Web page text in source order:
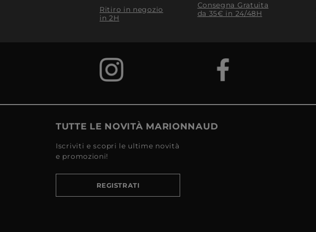
Ritiro in negozio
in 2H
Consegna Gratuita
da 35€​ in 24/48H
TUTTE LE NOVITÀ MARIONNAUD
Iscriviti e scopri le ultime novità
e promozioni!
REGISTRATI